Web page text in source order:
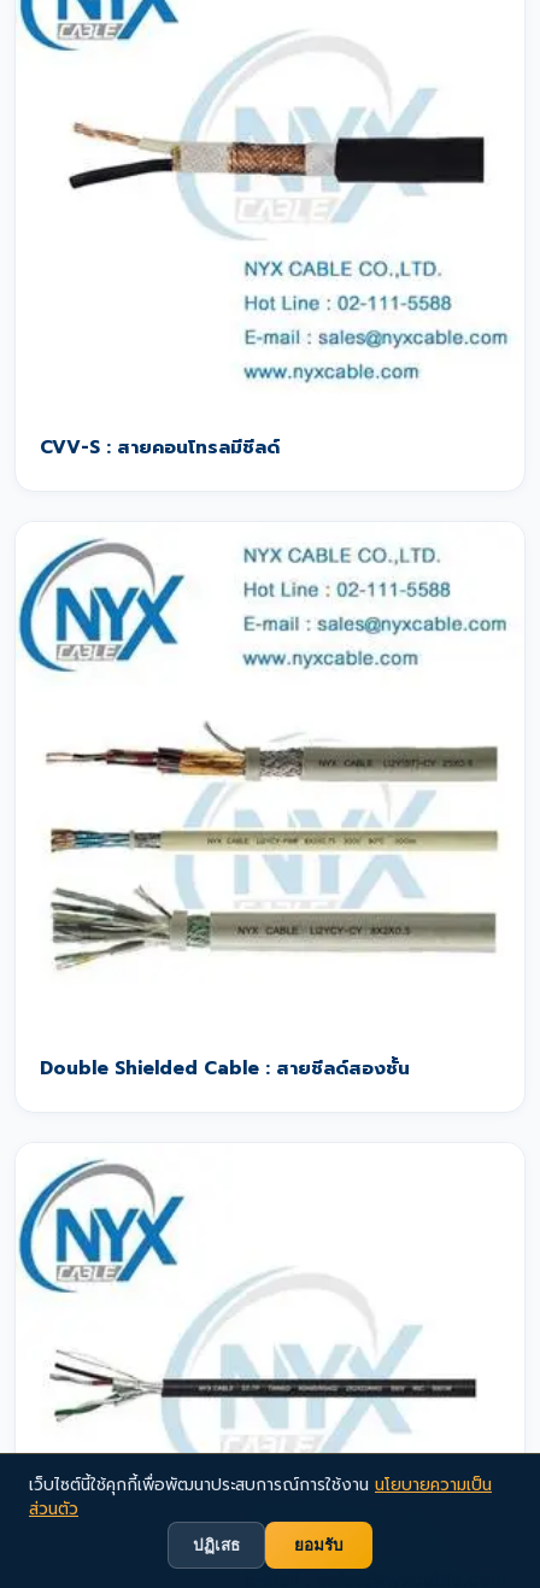
CVV-S : สายคอนโทรลมีชีลด์
Double Shielded Cable : สายชีลด์สองชั้น
เว็บไซต์นี้ใช้คุกกี้เพื่อพัฒนาประสบการณ์การใช้งาน นโยบายความเป็น
ส่วนตัว
ปฏิเสธ ยอมรับ